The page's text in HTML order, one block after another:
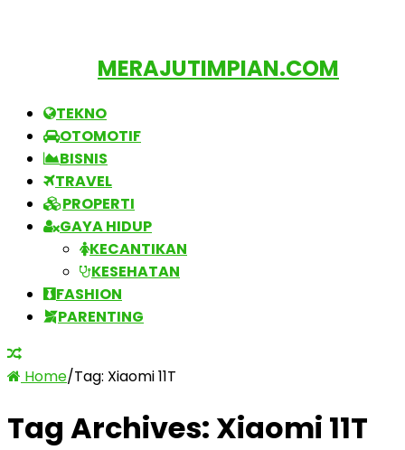
MERAJUTIMPIAN.COM
TEKNO
OTOMOTIF
BISNIS
TRAVEL
PROPERTI
GAYA HIDUP
KECANTIKAN
KESEHATAN
FASHION
PARENTING
Home/Tag: Xiaomi 11T
Tag Archives: Xiaomi 11T